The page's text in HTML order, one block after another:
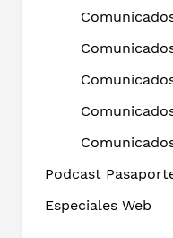
Podcast
Especiales Web